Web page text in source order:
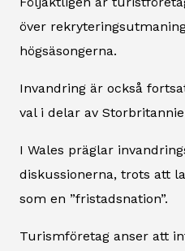
över
högsäsongerna.
Invandring är också
val i delar av
I Wales präglar
diskussionerna, trots att
som en ”fristadsnation”.
Turismföretag anser att